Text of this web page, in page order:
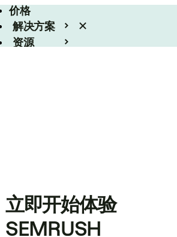
价格
解决方案
资源
立即开始体验
SEMRUSH